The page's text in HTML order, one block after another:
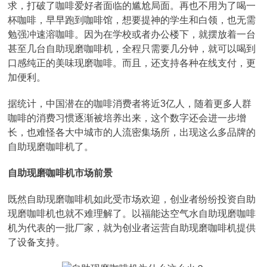
求，打破了咖啡爱好者面临的尴尬局面。再也不用为了喝一
杯咖啡，早早跑到咖啡馆，想要提神的学生和白领，也无需
勉强冲速溶咖啡。因为在学校或者办公楼下，就摆放着一台
甚至几台自助现磨咖啡机，全程只需要几分钟，就可以喝到
口感纯正的美味现磨咖啡。而且，还支持各种在线支付，更
加便利。
据统计，中国潜在的咖啡消费者将近3亿人，随着更多人群
咖啡的消费习惯逐渐被培养出来，这个数字还会进一步增
长，也难怪各大中城市的人流密集场所，出现这么多品牌的
自助现磨咖啡机了。
自助现磨咖啡机市场前景
既然自助现磨咖啡机如此受市场欢迎，创业者纷纷投资自助
现磨咖啡机也就不难理解了。以福能达空气水自助现磨咖啡
机为代表的一批厂家，就为创业者运营自助现磨咖啡机提供
了设备支持。